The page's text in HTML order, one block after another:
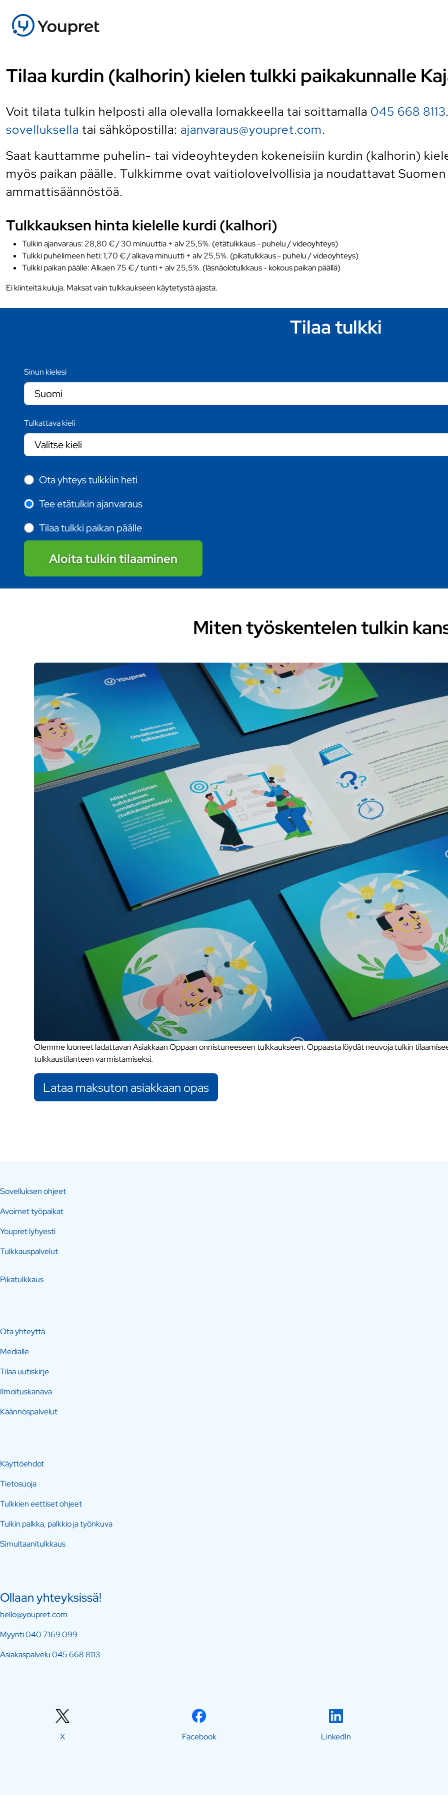
Tilaa kurdin (kalhorin) kielen tulkki paikakunnalle
Voit tilata tulkin helposti alla olevalla lomakkeella tai soittamalla 045 668 8113
sovelluksella tai sähköpostilla: ajanvaraus@youpret.com.
Saat kauttamme puhelin- tai videoyhteyden kokeneisiin kurdin (kalhorin)
myös paikan päälle. Tulkkimme ovat vaitiolovelvollisia ja noudattavat
ammattisäännöstöä.
Tulkkauksen hinta kielelle kurdi (kalhori)
Tulkin ajanvaraus: 28,80 € / 30 minuuttia + alv 25,5%. (etätulkkaus - puhelu / videoyhteys)
Tulkki puhelimeen heti: 1,70 € / alkava minuutti + alv 25,5%. (pikatulkkaus - puhelu / videoyhteys)
Tulkki paikan päälle: Alkaen 75 € / tunti + alv 25,5%. (läsnäolotulkkaus - kokous paikan päällä)
Ei kiinteitä kuluja. Maksat vain tulkkaukseen käytetystä ajasta.
Tilaa tulkki
Sinun kielesi
Tulkattava kieli
Ota yhteys tulkkiin heti
Tee etätulkin ajanvaraus
Tilaa tulkki paikan päälle
Aloita tulkin tilaaminen
Miten työskentelen tulkin
Olemme luoneet ladattavan Asiakkaan Oppaan onnistuneeseen tulkkaukseen. Oppaasta löydät neuvoja tulkin
tulkkaustilanteen varmistamiseksi.
Lataa maksuton asiakkaan opas
Sovelluksen ohjeet
Avoimet työpaikat
Youpret lyhyesti
Tulkkauspalvelut
Pikatulkkaus
Ota yhteyttä
Medialle
Tilaa uutiskirje
Ilmoituskanava
Käännöspalvelut
Käyttöehdot
Tietosuoja
Tulkkien eettiset ohjeet
Tulkin palkka, palkkio ja työnkuva
Simultaanitulkkaus
Ollaan yhteyksissä!
hello@youpret.com
Myynti040 7169 099
Asiakaspalvelu045 668 8113
X Facebook LinkedIn